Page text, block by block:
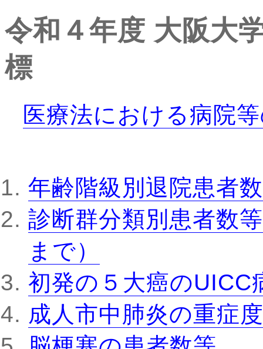
令和４年度 大阪大
標
医療法における病院
年齢階級別退院患者数
診断群分類別患者数
まで）
初発の５大癌のUICC
成人市中肺炎の重症